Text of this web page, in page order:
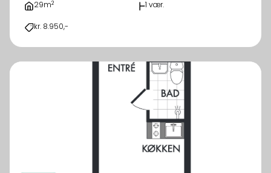
29m2 1 vær.
kr. 8.950,-